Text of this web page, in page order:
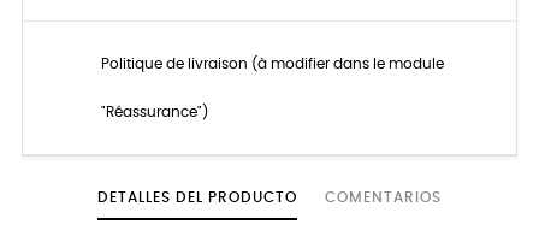
Politique de livraison (à modifier dans le module
"Réassurance")
DETALLES DEL PRODUCTO COMENTARIOS